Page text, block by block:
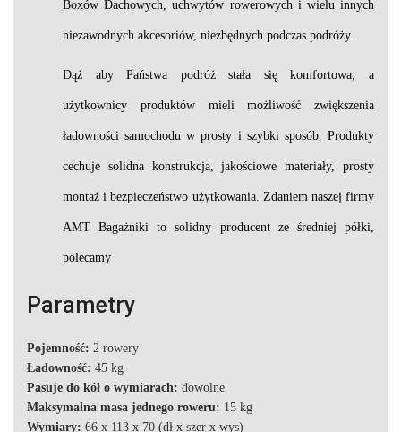
Boxów Dachowych, uchwytów rowerowych i wielu innych
niezawodnych akcesoriów, niezbędnych podczas podróży.
Dąż aby Państwa podróż stała się komfortowa, a
użytkownicy produktów mieli możliwość zwiększenia
ładowności samochodu w prosty i szybki sposób. Produkty
cechuje solidna konstrukcja, jakościowe materiały, prosty
montaż i bezpieczeństwo użytkowania. Zdaniem naszej firmy
AMT Bagażniki to solidny producent ze średniej półki,
polecamy
Parametry
Pojemność: 2 rowery
Ładowność: 45 kg
Pasuje do kół o wymiarach: dowolne
Maksymalna masa jednego roweru: 15 kg
Wymiary: 66 x 113 x 70 (dł x szer x wys)